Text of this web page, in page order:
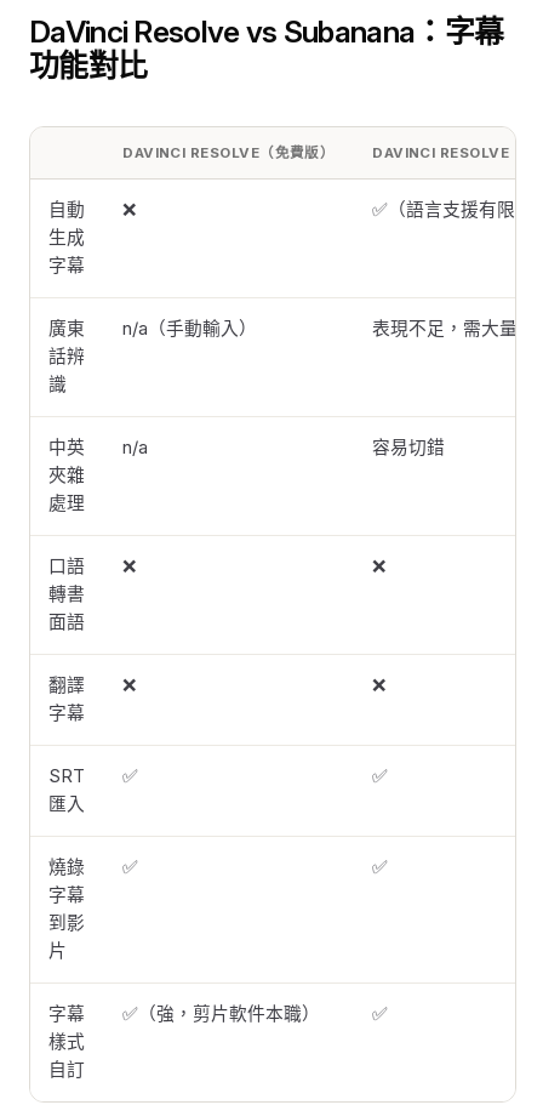
DaVinci Resolve vs Subanana：字幕
功能對比
DAVINCI RESOLVE（免費版） DAVINCI RESOLVE（
自動
生成
字幕
❌ ✅（語言支援有限）
廣東
話辨
識
n/a（手動輸入） 表現不足，需大量校
中英
夾雜
處理
n/a 容易切錯
口語
轉書
面語
❌ ❌
翻譯
字幕
❌ ❌
SRT
匯入
✅ ✅
燒錄
字幕
到影
片
✅ ✅
字幕
樣式
自訂
✅（強，剪片軟件本職） ✅